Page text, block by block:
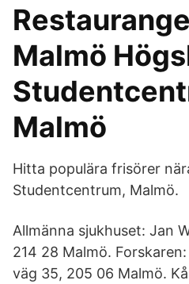
Malmö
Malmö
Hitta populära frisörer
Studentcentrum, Malmö.
Allmänna sjukhuset: Jan
214 28 Malmö.
väg 35, 205 06 Malmö.